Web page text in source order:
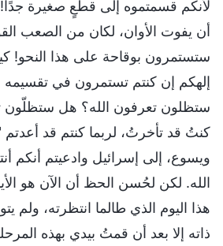
لأنكم قسمتموه إلى قطعٍ صغيرة جدًا!
أن يفوت الأوان، لكان من الصعب
ستستمرون بوقاحة على هذا النحو!
إلهكم إن كنتم تستمرون في
ستظلون تعرفون الله؟ هل ستظلّون
كنتُ قد تأخرتُ، لربما كنتم قد أعدتم
ويسوع، إلى إسرائيل وادعيتم أنكم
الله. لكن لحُسن الحظ أن الآن هو
هذا اليوم الذي طالما انتظرته، ولم
ذاته إلا بعد أن قمتُ بيدي بهذه